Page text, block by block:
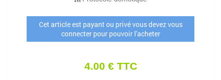
Cet article est payant ou privé vous devez vous
connecter pour pouvoir l'acheter
4.00 € TTC